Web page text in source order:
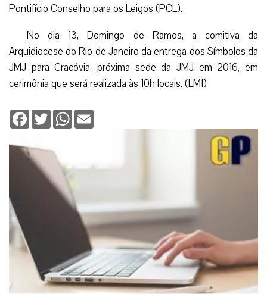
Pontifício Conselho para os Leigos (PCL).
No dia 13, Domingo de Ramos, a comitiva da
Arquidiocese do Rio de Janeiro da entrega dos Símbolos da
JMJ para Cracóvia, próxima sede da JMJ em 2016, em
cerimônia que será realizada às 10h locais. (LMI)
Facebook
TwitterWhatsApp